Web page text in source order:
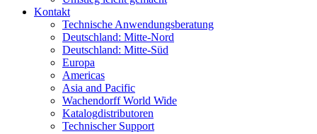
Kontakt
Technische Anwendungsberatung
Deutschland: Mitte-Nord
Deutschland: Mitte-Süd
Europa
Americas
Asia and Pacific
Wachendorff World Wide
Katalogdistributoren
Technischer Support